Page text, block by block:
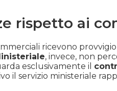
rispetto ai
ricevono
, invece, non
esclusivamente il
il servizio ministeriale